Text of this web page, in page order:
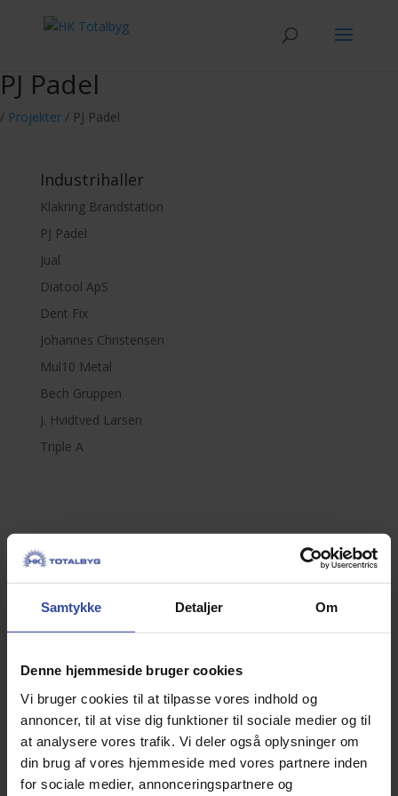
Samtykke Detaljer Om
Denne hjemmeside bruger cookies
Vi bruger cookies til at tilpasse vores indhold og
annoncer, til at vise dig funktioner til sociale medier og til
at analysere vores trafik. Vi deler også oplysninger om
din brug af vores hjemmeside med vores partnere inden
for sociale medier, annonceringspartnere og
PJ Padel
/ Projekter / PJ Padel
Industrihaller
Klakring Brandstation
PJ Padel
Jual
Diatool ApS
Dent Fix
Johannes Christensen
Mul10 Metal
Bech Gruppen
J. Hvidtved Larsen
Triple A
Kunde: PJ Ejendomme
Byggeår: